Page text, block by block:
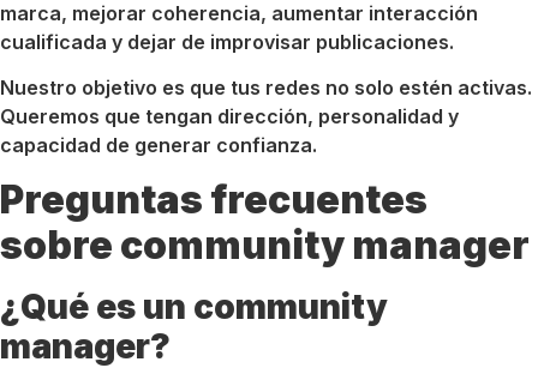
marca, mejorar coherencia, aumentar interacción
cualificada y dejar de improvisar publicaciones.
Nuestro objetivo es que tus redes no solo estén activas.
Queremos que tengan dirección, personalidad y
capacidad de generar confianza.
Preguntas frecuentes
sobre community manager
¿Qué es un community
manager?